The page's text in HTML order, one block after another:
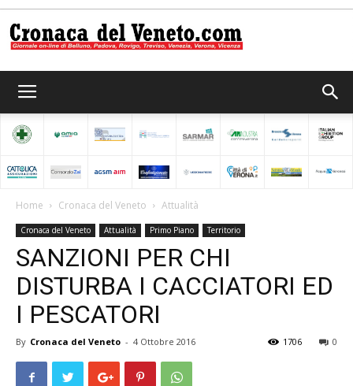
del
Veneto
Home Cronaca del Veneto Attualità
Cronaca del Veneto Attualità Primo Piano Territorio
SANZIONI PER CHI
DISTURBA I CACCIATORI ED
I PESCATORI
By Cronaca del Veneto - 4 Ottobre 2016 0
1706